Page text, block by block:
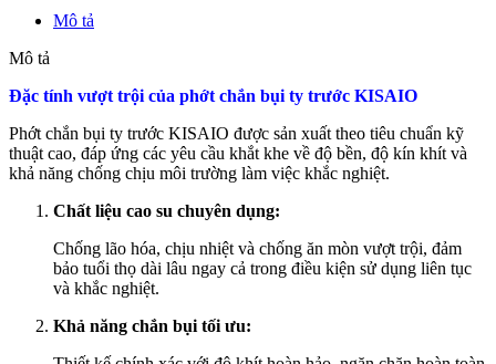
Mô tả
Mô tả
Đặc tính vượt trội của phớt chắn bụi ty trước KISAIO
Phớt chắn bụi ty trước KISAIO được sản xuất theo tiêu chuẩn kỹ
thuật cao, đáp ứng các yêu cầu khắt khe về độ bền, độ kín khít và
khả năng chống chịu môi trường làm việc khắc nghiệt.
Chất liệu cao su chuyên dụng:
Chống lão hóa, chịu nhiệt và chống ăn mòn vượt trội, đảm
bảo tuổi thọ dài lâu ngay cả trong điều kiện sử dụng liên tục
và khắc nghiệt.
Khả năng chắn bụi tối ưu: